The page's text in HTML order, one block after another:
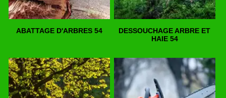
ABATTAGE D'ARBRES 54
DESSOUCHAGE ARBRE ET
HAIE 54